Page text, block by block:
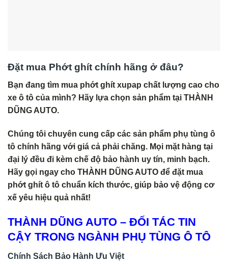
Đặt mua Phớt ghít chính hãng ở đâu?
Bạn đang tìm mua phớt ghít xupap chất lượng cao cho
xe ô tô của mình? Hãy lựa chọn sản phẩm tại THÀNH
DŨNG AUTO.
Chúng tôi chuyên cung cấp các sản phẩm phụ tùng ô
tô chính hãng với giá cả phải chăng. Mọi mặt hàng tại
đại lý đều đi kèm chế độ bảo hành uy tín, minh bạch.
Hãy gọi ngay cho THÀNH DŨNG AUTO để đặt mua
phớt ghít ô tô chuẩn kích thước, giúp bảo vệ động cơ
xế yêu hiệu quả nhất!
THÀNH DŨNG AUTO – ĐỐI TÁC TIN
CẬY TRONG NGÀNH PHỤ TÙNG Ô TÔ
Chính Sách Bảo Hành Ưu Việt